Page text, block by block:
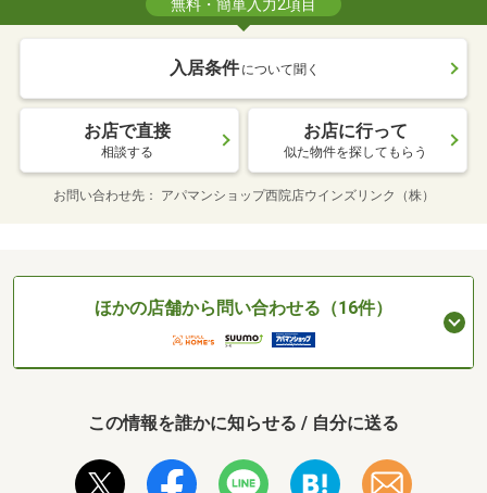
無料・簡単入力2項目
入居条件 について聞く
お店で直接
相談する
お店に行って
似た物件を探してもらう
お問い合わせ先 アパマンショップ西院店ウインズリンク（株）
ほかの店舗から問い合わせる（16件）
この情報を誰かに知らせる / 自分に送る